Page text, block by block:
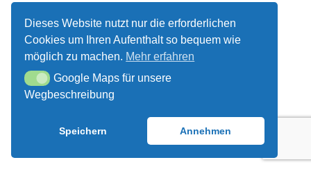
kommend rechts)
Dieses Website nutzt nur die erforderlichen
Cookies um Ihren Aufenthalt so bequem wie
möglich zu machen. Mehr erfahren
Google Maps für unsere Wegbeschreibung
Google Maps für unsere
Wegbeschreibung
Speichern Annehmen